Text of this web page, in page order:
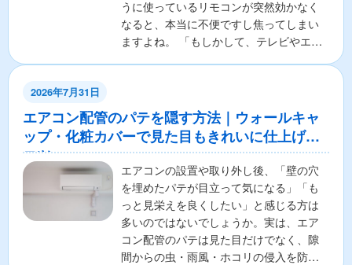
うに使っているリモコンが突然効かなく
なると、本当に不便ですし焦ってしまい
ますよね。 「もしかして、テレビやエア
2026年7月31日
エアコン配管のパテを隠す方法｜ウォールキャ
ップ・化粧カバーで見た目もきれいに仕上げる
コツ
エアコンの設置や取り外し後、「壁の穴
を埋めたパテが目立って気になる」「も
っと見栄えを良くしたい」と感じる方は
多いのではないでしょうか。実は、エア
コン配管のパテは見た目だけでなく、隙
間からの虫・雨風・ホコリの侵入を防ぐ